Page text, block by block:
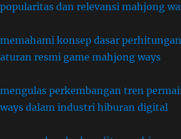
popularitas dan relevansi mahjong
memahami konsep dasar
aturan resmi game mahjong ways
mengulas perkembangan tren
ways dalam industri hiburan digital